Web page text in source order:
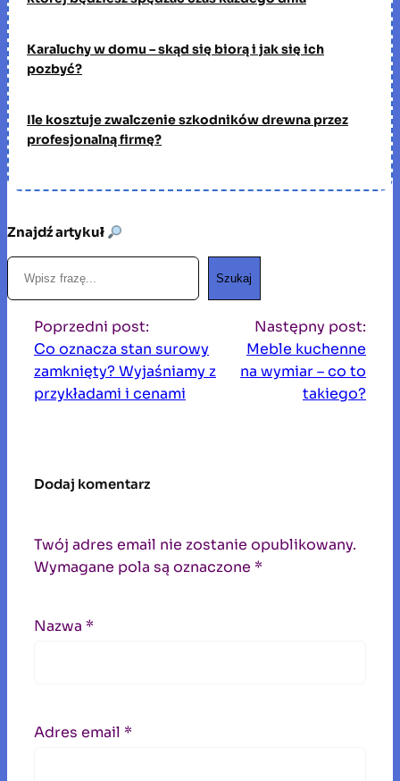
Karaluchy w domu – skąd się biorą i jak się ich
pozbyć?
Ile kosztuje zwalczenie szkodników drewna przez
profesjonalną firmę?
Znajdź artykuł
S
Szukaj
Poprzedni post:
Co oznacza stan surowy
zamknięty? Wyjaśniamy z
przykładami i cenami
Następny post:
Meble kuchenne
na wymiar – co to
takiego?
Dodaj komentarz
Twój adres email nie zostanie opublikowany.
Wymagane pola są oznaczone *
Nazwa *
Adres email *